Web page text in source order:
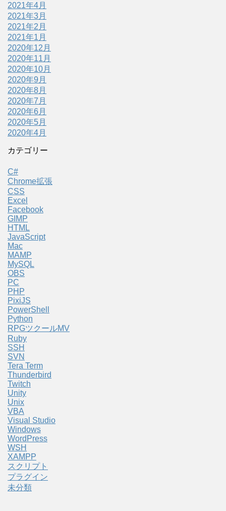
2021年4月
2021年3月
2021年2月
2021年1月
2020年12月
2020年11月
2020年10月
2020年9月
2020年8月
2020年7月
2020年6月
2020年5月
2020年4月
カテゴリー
C#
Chrome拡張
CSS
Excel
Facebook
GIMP
HTML
JavaScript
Mac
MAMP
MySQL
OBS
PC
PHP
PixiJS
PowerShell
Python
RPGツクールMV
Ruby
SSH
SVN
Tera Term
Thunderbird
Twitch
Unity
Unix
VBA
Visual Studio
Windows
WordPress
WSH
XAMPP
スクリプト
プラグイン
未分類